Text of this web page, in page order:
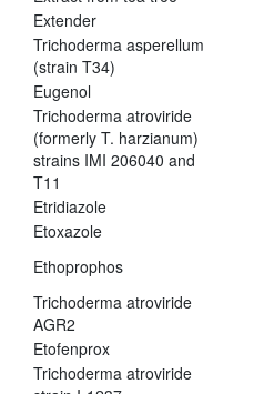
Extender
Trichoderma asperellum
(strain T34)
Eugenol
Trichoderma atroviride
(formerly T. harzianum)
strains IMI 206040 and
T11
Etridiazole
Etoxazole
Ethoprophos
Trichoderma atroviride
AGR2
Etofenprox
Trichoderma atroviride